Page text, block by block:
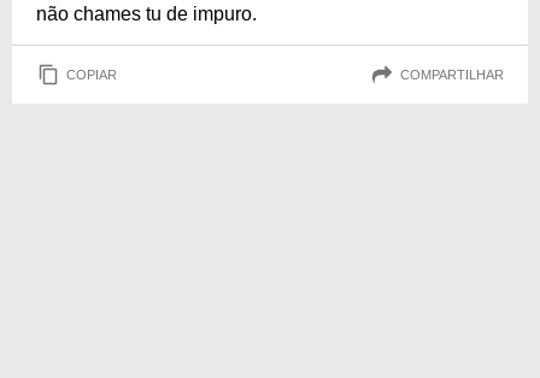
não chames tu de impuro.
COPIAR COMPARTILHAR